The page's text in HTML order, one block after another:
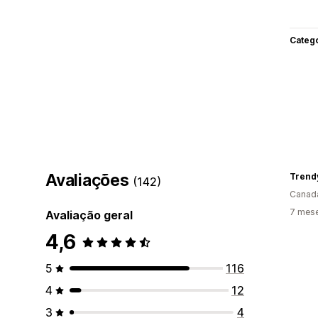
Avaliações (142)
Avaliação geral
4,6
5
116
4
12
3
4
7